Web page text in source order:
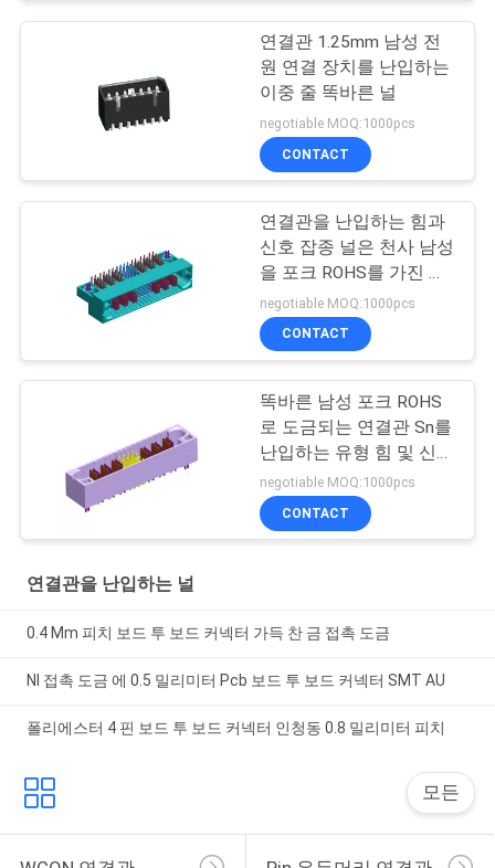
연결관 1.25mm 남성 전
원 연결 장치를 난입하는
이중 줄 똑바른 널
negotiable MOQ:1000pcs
CONTACT
연결관을 난입하는 힘과
신호 잡종 널은 천사 남성
을 포크 ROHS를 가진 유
형 복각 보상합니다
negotiable MOQ:1000pcs
CONTACT
똑바른 남성 포크 ROHS
로 도금되는 연결관 Sn를
난입하는 유형 힘 및 신호
잡종 널
negotiable MOQ:1000pcs
CONTACT
연결관을 난입하는 널
0.4 Mm 피치 보드 투 보드 커넥터 가득 찬 금 접촉 도금
NI 접촉 도금 에 0.5 밀리미터 Pcb 보드 투 보드 커넥터 SMT AU
폴리에스터 4 핀 보드 투 보드 커넥터 인청동 0.8 밀리미터 피치
모든